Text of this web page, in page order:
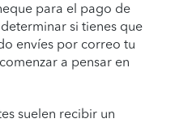
para el pago de
si tienes que
envíes por correo tu
a pensar en
suelen recibir un